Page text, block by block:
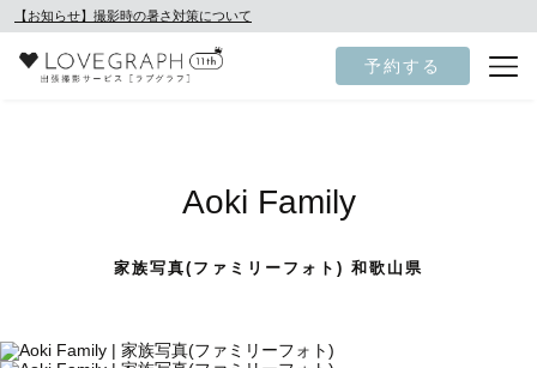
【お知らせ】撮影時の暑さ対策について
予約する
Aoki Family
家族写真(ファミリーフォト) 和歌山県